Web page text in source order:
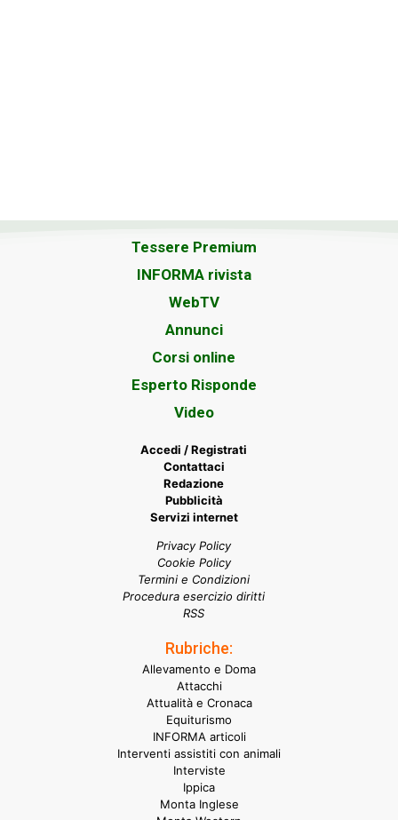
Tessere Premium
INFORMA rivista
WebTV
Annunci
Corsi online
Esperto Risponde
Video
Accedi / Registrati
Contattaci
Redazione
Pubblicità
Servizi internet
Privacy Policy
Cookie Policy
Termini e Condizioni
Procedura esercizio diritti
RSS
Rubriche:
Allevamento e Doma
Attacchi
Attualità e Cronaca
Equiturismo
INFORMA articoli
Interventi assistiti con animali
Interviste
Ippica
Monta Inglese